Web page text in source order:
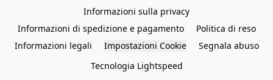
Informazioni sulla privacy
Informazioni di spedizione e pagamento
Politica di reso
Informazioni legali
Impostazioni Cookie
Segnala abuso
Tecnologia Lightspeed